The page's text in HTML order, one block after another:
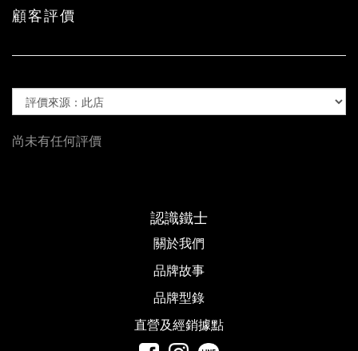
顧客評價
尚未有任何評價
認識鐵士
關於我們
品牌故事​
品牌型錄
直營及經銷據點